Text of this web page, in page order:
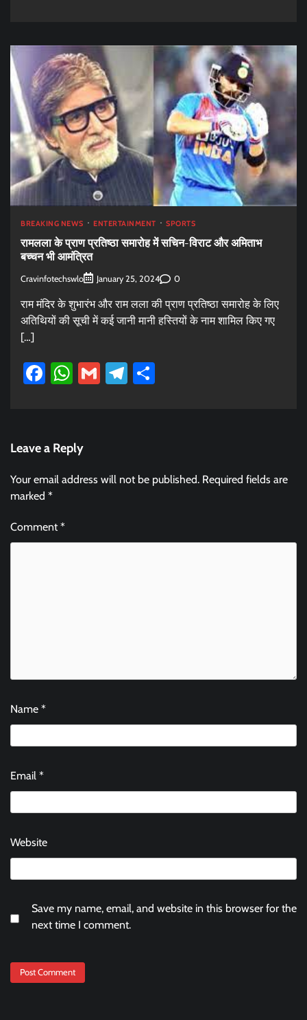
BREAKING NEWS ENTERTAINMENT SPORTS
रामलला के प्राण प्रतिष्ठा समारोह में सचिन-विराट और अमिताभ
बच्चन भी आमंत्रित
Cravinfotechswlo January 25, 2024 0
राम मंदिर के शुभारंभ और राम लला की प्राण प्रतिष्ठा समारोह के लिए
अतिथियों की सूची में कई जानी मानी हस्तियों के नाम शामिल किए गए
[…]
Facebook
WhatsApp
GmailTelegram
Leave a Reply
Your email address will not be published. Required fields are
marked *
Comment*
Name *
Email *
Website
Save my name, email, and website in this browser for the
next time I comment.